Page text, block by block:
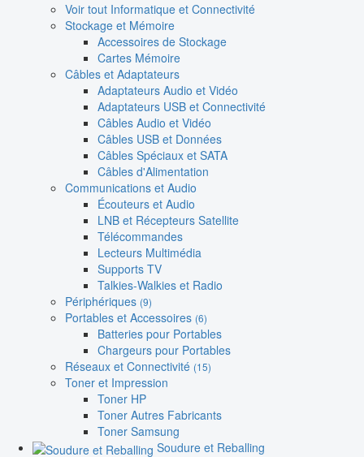
Voir tout Informatique et Connectivité
Stockage et Mémoire
Accessoires de Stockage
Cartes Mémoire
Câbles et Adaptateurs
Adaptateurs Audio et Vidéo
Adaptateurs USB et Connectivité
Câbles Audio et Vidéo
Câbles USB et Données
Câbles Spéciaux et SATA
Câbles d'Alimentation
Communications et Audio
Écouteurs et Audio
LNB et Récepteurs Satellite
Télécommandes
Lecteurs Multimédia
Supports TV
Talkies-Walkies et Radio
Périphériques (9)
Portables et Accessoires (6)
Batteries pour Portables
Chargeurs pour Portables
Réseaux et Connectivité (15)
Toner et Impression
Toner HP
Toner Autres Fabricants
Toner Samsung
Soudure et Reballing